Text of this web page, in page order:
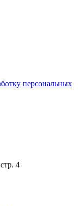
персональных
4